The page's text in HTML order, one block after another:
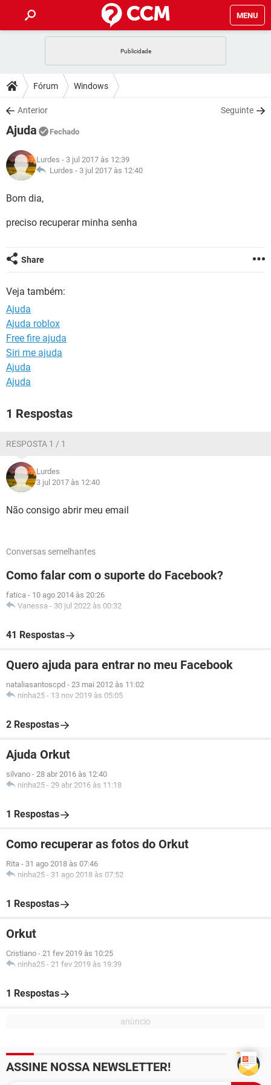
MENU
CELULAR
OUTLOOK
INSTAGRAM
GUIA DE COMPRAS
DICAS
JOGOS
INSTAGRAM
GUIA DE COMPRAS
DOWNLOADS
JOGOS
CELULAR
OUTLOOK
INSTAGRAM
FÓRUM
JOGOS
CELULAR
OUTLOOK
INSTAGRAM
GLOSSÁRIO
JOGOS
INSTAGRAM
Fórum Windows
Anterior Seguinte
Ajuda Fechado
Lurdes - 3 jul 2017 às 12:39
Lurdes - 3 jul 2017 às 12:40
Bom dia,
preciso recuperar minha senha
Share
Veja também:
Ajuda
Ajuda roblox
Free fire ajuda
Siri me ajuda
Ajuda
Ajuda
1 Respostas
RESPOSTA 1 / 1
Lurdes
3 jul 2017 às 12:40
Não consigo abrir meu email
Conversas semelhantes
Como falar com o suporte do Facebook?
fatica - 10 ago 2014 às 20:26
Vanessa - 30 jul 2022 às 00:32
41 Respostas
Quero ajuda para entrar no meu Facebook
nataliasantoscpd - 23 mai 2012 às 11:02
ninha25 - 13 nov 2019 às 05:05
2 Respostas
Ajuda Orkut
silvano - 28 abr 2016 às 12:40
ninha25 - 29 abr 2016 às 11:18
1 Respostas
Como recuperar as fotos do Orkut
Rita - 31 ago 2018 às 07:46
ninha25 - 31 ago 2018 às 07:52
1 Respostas
Orkut
Cristiano - 21 fev 2019 às 10:25
ninha25 - 21 fev 2019 às 19:39
1 Respostas
ASSINE NOSSA NEWSLETTER!